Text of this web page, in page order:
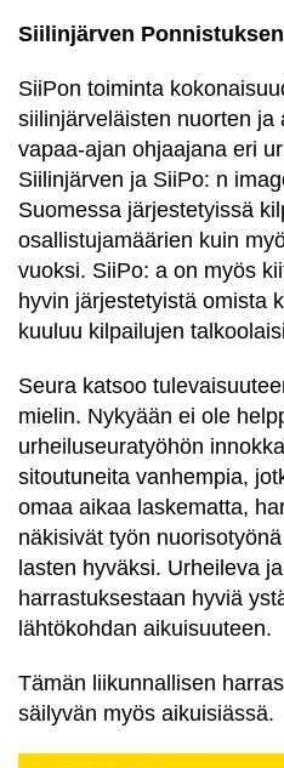
Siilinjärven
SiiPon toiminta
siilinjärveläisten nuorten ja
vapaa-ajan ohjaajana eri
Siilinjärven ja SiiPo: n
Suomessa järjestetyissä
osallistujamäärien kuin
vuoksi. SiiPo: a on myös
hyvin järjestetyistä omista
kuuluu kilpailujen
Seura katsoo
mielin. Nykyään ei ole
urheiluseuratyöhön
sitoutuneita vanhempia,
omaa aikaa laskematta,
näkisivät työn
lasten hyväksi. Urheileva
harrastuksestaan hyviä
lähtökohdan aikuisuuteen.
Tämän liikunnallisen
säilyvän myös aikuisiässä.